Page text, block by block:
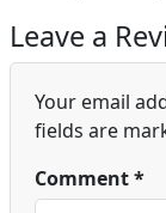
Leave a
Your email
fields are
Comment*